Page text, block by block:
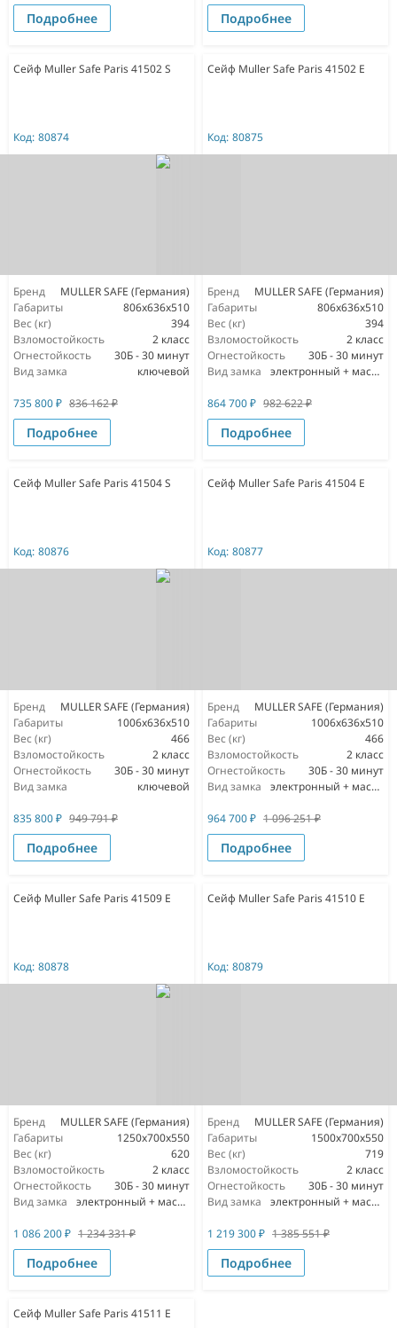
Подробнее Подробнее
Сейф Muller Safe Paris 41502 S
Код: 80874
Бренд
MULLER SAFE (Германия)
Габариты
806x636x510
Вес (кг)
394
Взломостойкость
2 класс
Огнестойкость
30Б - 30 минут
Вид замка
ключевой
735 800₽ 836 162₽
Подробнее
Сейф Muller Safe Paris 41502 E
Код: 80875
Бренд
MULLER SAFE (Германия)
Габариты
806x636x510
Вес (кг)
394
Взломостойкость
2 класс
Огнестойкость
30Б - 30 минут
Вид замка
электронный + мастер ключ
864 700₽ 982 622₽
Подробнее
Сейф Muller Safe Paris 41504 S
Код: 80876
Бренд
MULLER SAFE (Германия)
Габариты
1006x636x510
Вес (кг)
466
Взломостойкость
2 класс
Огнестойкость
30Б - 30 минут
Вид замка
ключевой
835 800₽ 949 791₽
Подробнее
Сейф Muller Safe Paris 41504 E
Код: 80877
Бренд
MULLER SAFE (Германия)
Габариты
1006x636x510
Вес (кг)
466
Взломостойкость
2 класс
Огнестойкость
30Б - 30 минут
Вид замка
электронный + мастер ключ
964 700₽ 1 096 251₽
Подробнее
Сейф Muller Safe Paris 41509 E
Код: 80878
Бренд
MULLER SAFE (Германия)
Габариты
1250x700x550
Вес (кг)
620
Взломостойкость
2 класс
Огнестойкость
30Б - 30 минут
Вид замка
электронный + мастер ключ
1 086 200₽ 1 234 331₽
Подробнее
Сейф Muller Safe Paris 41510 E
Код: 80879
Бренд
MULLER SAFE (Германия)
Габариты
1500x700x550
Вес (кг)
719
Взломостойкость
2 класс
Огнестойкость
30Б - 30 минут
Вид замка
электронный + мастер ключ
1 219 300₽ 1 385 551₽
Подробнее
Сейф Muller Safe Paris 41511 E